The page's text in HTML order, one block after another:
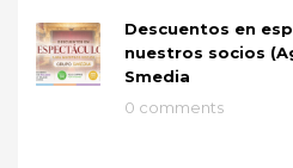
Descuentos en
nuestros socios
Smedia
0 comments